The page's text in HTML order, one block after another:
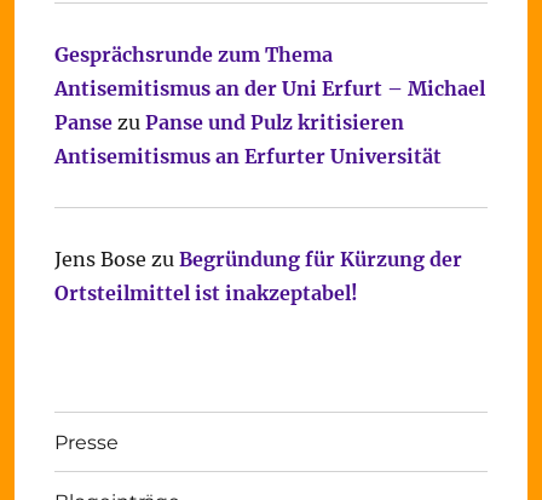
Gesprächsrunde zum Thema
Antisemitismus an der Uni Erfurt – Michael
Pansezu Panse und Pulz kritisieren
Antisemitismus an Erfurter Universität
Jens Bose zu Begründung für Kürzung der
Ortsteilmittel ist inakzeptabel!
Presse